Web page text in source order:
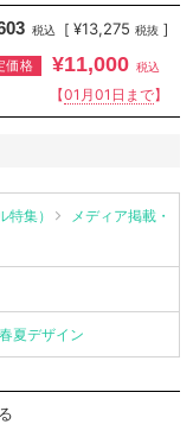
税込 [ ¥13,275 税抜 ]
価格 ¥11,000 税込
【01月01日まで】
集）
メディア掲載・
春夏デザイン